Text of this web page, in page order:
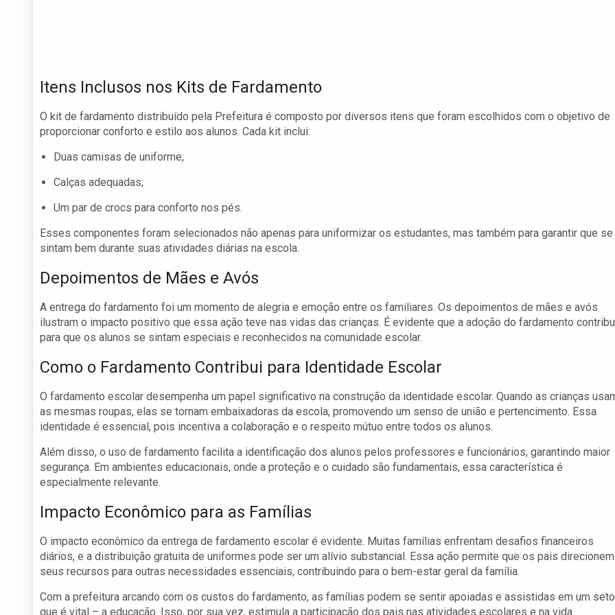
Itens Inclusos nos Kits de Fardamento
O kit de fardamento distribuído pela Prefeitura é composto por diversos itens que foram escolhidos com o objetivo de
proporcionar conforto e estilo aos alunos. Cada kit inclui:
Duas camisas de uniforme;
Calças adequadas;
Um par de crocs para conforto nos pés.
Esses componentes foram selecionados não apenas para uniformizar os estudantes, mas também para garantir que se
sintam bem durante suas atividades diárias na escola.
Depoimentos de Mães e Avós
A entrega do fardamento foi um momento de alegria e emoção entre os familiares. Os depoimentos de mães e avós
ilustram o impacto positivo que essa ação teve nas vidas das crianças. É evidente que a adoção do fardamento
para que os alunos se sintam especiais e reconhecidos na comunidade escolar.
Como o Fardamento Contribui para Identidade Escolar
O fardamento escolar desempenha um papel significativo na construção da identidade escolar. Quando as crianças
as mesmas roupas, elas se tornam embaixadoras da escola, promovendo um senso de união e pertencimento. Essa
identidade é essencial, pois incentiva a colaboração e o respeito mútuo entre todos os alunos.
Além disso, o uso de fardamento facilita a identificação dos alunos pelos professores e funcionários, garantindo maior
segurança. Em ambientes educacionais, onde a proteção e o cuidado são fundamentais, essa característica é
especialmente relevante.
Impacto Econômico para as Famílias
O impacto econômico da entrega de fardamento escolar é evidente. Muitas famílias enfrentam desafios financeiros
diários, e a distribuição gratuita de uniformes pode ser um alívio substancial. Essa ação permite que os pais direcionem
seus recursos para outras necessidades essenciais, contribuindo para o bem-estar geral da família.
Com a prefeitura arcando com os custos do fardamento, as famílias podem se sentir apoiadas e assistidas em um
que é vital – a educação. Isso, por sua vez, estimula a participação dos pais nas atividades escolares e na vida